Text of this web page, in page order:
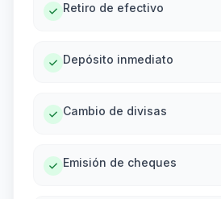
Retiro de efectivo
Depósito inmediato
Cambio de divisas
Emisión de cheques